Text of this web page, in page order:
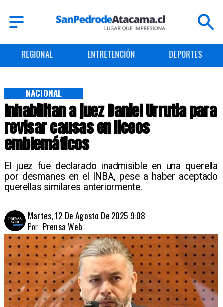
ENTRETENCIÓN DEPORTES
Inhabilitan a juez Daniel Urrutia para
revisar causas en liceos
emblemáticos
El juez fue declarado inadmisible en una querella
por desmanes en el INBA, pese a haber aceptado
querellas similares anteriormente.
NACIONAL
Martes, 12 De Agosto De 2025 9:08
Prensa Web
Por